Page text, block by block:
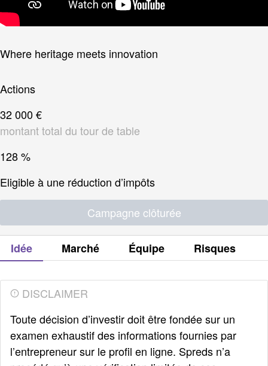
Where heritage meets innovation
Actions
32 000 €
montant total du tour de table
128 %
Eligible à une réduction d’impôts
Campagne clôturée
Idée Marché Équipe Risques
DISCLAIMER
Toute décision d’investir doit être fondée sur un
examen exhaustif des informations fournies par
l’entrepreneur sur le profil en ligne. Spreds n’a